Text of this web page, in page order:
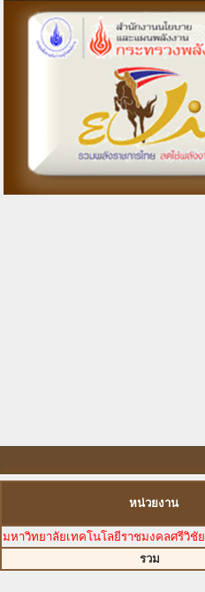
หน่วยงาน
มหาวิทยาลัยเทคโนโลยีราชมงคลศรีวิชัย
รวม